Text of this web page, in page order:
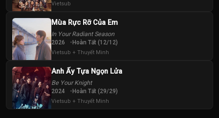
Vietsub
Mùa Rực Rỡ Của Em
In Your Radiant Season
2026 Hoàn Tất (12/12)
Vietsub + Thuyết Minh
Anh Ấy Tựa Ngọn Lửa
Be Your Knight
2024 Hoàn Tất (29/29)
Vietsub + Thuyết Minh